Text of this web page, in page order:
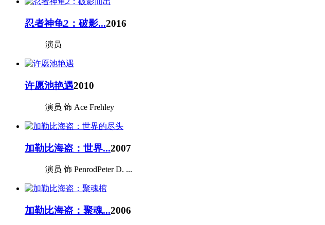
忍者神龟2：破影...2016
演员
许愿池艳遇2010
演员 饰 Ace Frehley
加勒比海盗：世界...2007
演员 饰 PenrodPeter D. ...
加勒比海盗：聚魂...2006